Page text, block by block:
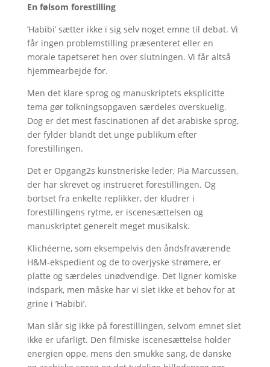
En følsom forestilling
’Habibi’ sætter ikke i sig selv noget emne til debat. Vi
får ingen problemstilling præsenteret eller en
morale tapetseret hen over slutningen. Vi får altså
hjemmearbejde for.
Men det klare sprog og manuskriptets eksplicitte
tema gør tolkningsopgaven særdeles overskuelig.
Dog er det mest fascinationen af det arabiske sprog,
der fylder blandt det unge publikum efter
forestillingen.
Det er Opgang2s kunstneriske leder, Pia Marcussen,
der har skrevet og instrueret forestillingen. Og
bortset fra enkelte replikker, der kludrer i
forestillingens rytme, er iscenesættelsen og
manuskriptet generelt meget musikalsk.
Klichéerne, som eksempelvis den åndsfraværende
H&M-ekspedient og de to overjyske strømere, er
platte og særdeles unødvendige. Det ligner komiske
indspark, men måske har vi slet ikke et behov for at
grine i ’Habibi’.
Man slår sig ikke på forestillingen, selvom emnet slet
ikke er ufarligt. Den filmiske iscenesættelse holder
energien oppe, mens den smukke sang, de danske